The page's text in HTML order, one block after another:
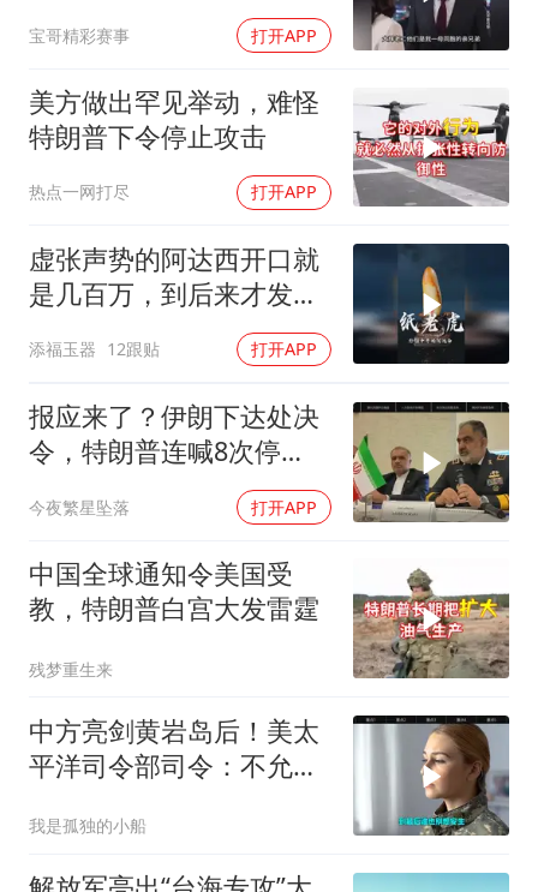
台当局重金为“台独”织“皇帝新衣”
乐享全民健身 共筑健康中国
宝哥精彩赛事 打开APP
美方做出罕见举动，难怪
特朗普下令停止攻击
热点一网打尽 打开APP
虚张声势的阿达西开口就
是几百万，到后来才发现
原来是个纸老虎。#和田
玉 #玉文化 #珠宝首饰 #
玉石魅力
添福玉器 12跟贴 打开APP
报应来了？伊朗下达处决
令，特朗普连喊8次停
手，海外资产遭清算
今夜繁星坠落 打开APP
中国全球通知令美国受
教，特朗普白宫大发雷霆
残梦重生来
中方亮剑黄岩岛后！美太
平洋司令部司令：不允许
我是孤独的小船